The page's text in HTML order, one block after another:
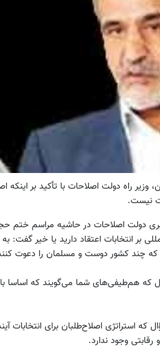
وزیر راه دولت اصلاحات با تأکید بر
نیست.
دولت اصلاحات در حاشیه مراسم ختم
بر انتخابات اعتقاد دارید یا خیر
چند کشور دوست و مسلمان را دعوت
که هم‌طیفی‌های شما می‌گویند که اساسا
که استراتژی اصلاح‌طلبان برای
وجود ندارد.
بخر
این شامپوی گیاهی بدون